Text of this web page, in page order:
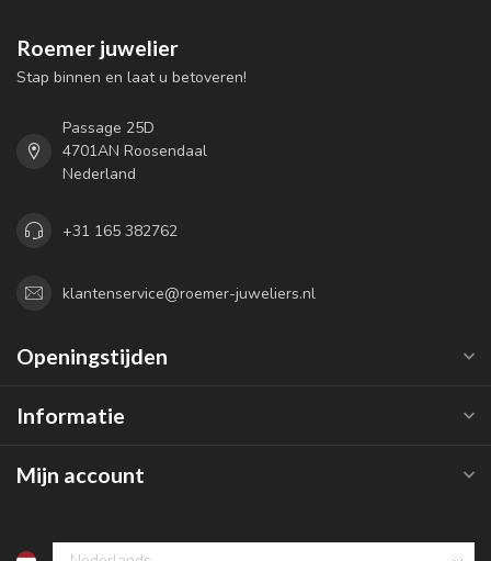
Roemer juwelier
Stap binnen en laat u betoveren!
Passage 25D
4701AN Roosendaal
Nederland
+31 165 382762
klantenservice@roemer-juweliers.nl
Openingstijden
Informatie
Mijn account